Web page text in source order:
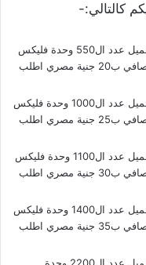
كود باقة كنترول فليكس ب20 تعطي العميل عدد ال550 وحدة فليكس
من دقائق ورسائل وميجا بايتس برصيد صافي ب20 جنية مصري اطلب
كود باقة كنترول فليكس ب25 تعطي العميل عدد ال1000 وحدة فليكس
من دقائق وميجا بايتس ورسائل برصيد صافي ب25 جنية مصري اطلب
كود باقة كنترول فليكس ب30 تعطي العميل عدد ال1100 وحدة فليكس
من دقائق وميجا بايتس ورسائل برصيد صافي ب30 جنية مصري اطلب
كود باقة كنترول فليكس ب35 تعطي العميل عدد ال1400 وحدة فليكس
من دقائق وميجا بايتس ورسائل برصيد صافي ب35 جنية مصري اطلب